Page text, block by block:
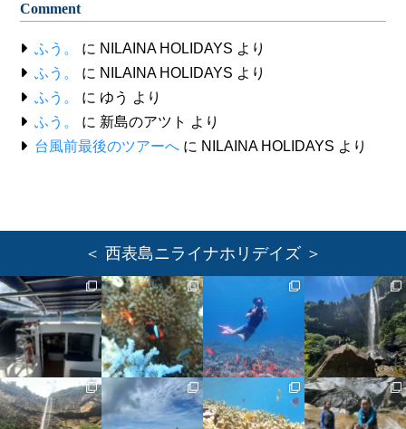
Comment
ふう。 に NILAINA HOLIDAYS より
ふう。
に NILAINA HOLIDAYS より
ふう。
に ゆう より
ふう。
に 新島のアツト より
台風前最後のツアーへ に NILAINA HOLIDAYS より
＜ 西表島ニライナホリデイズ ＞